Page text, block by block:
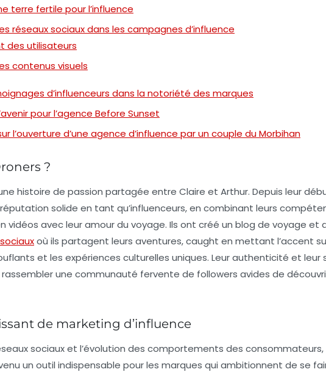
terre fertile pour l’influence
réseaux sociaux dans les campagnes d’influence
des utilisateurs
contenus visuels
d’influenceurs dans la notoriété des marques
pour l’agence Before Sunset
l’ouverture d’une agence d’influence par un couple du Morbihan
?
histoire de passion partagée entre Claire et Arthur. Depuis leur
solide en tant qu’influenceurs, en combinant leurs
vidéos avec leur amour du voyage. Ils ont créé un blog de voyage et
où ils partagent leurs aventures, caught en mettant l’accent
et les expériences culturelles uniques. Leur authenticité et leur
une communauté fervente de followers avides de
de marketing d’influence
sociaux et l’évolution des comportements des consommateurs,
un outil indispensable pour les marques qui ambitionnent de se